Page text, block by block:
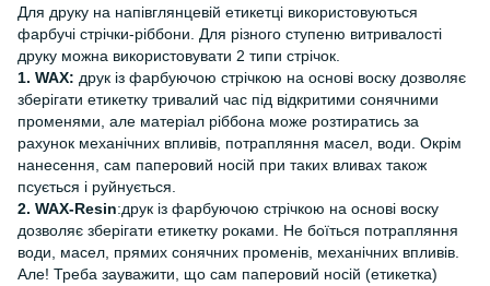
Для друку на напівглянцевій етикетці використовуються
фарбучі стрічки-ріббони. Для різного ступеню витривалості
друку можна використовувати 2 типи стрічок.
1. WAX: друк із фарбуючою стрічкою на основі воску дозволяє
зберігати етикетку тривалий час під відкритими сонячними
променями, але матеріал ріббона може розтиратись за
рахунок механічних впливів, потрапляння масел, води. Окрім
нанесення, сам паперовий носій при таких вливах також
псується і руйнується.
2. WAX-Resin:друк із фарбуючою стрічкою на основі воску
дозволяє зберігати етикетку роками. Не боїться потрапляння
води, масел, прямих сонячних променів, механічних впливів.
Але! Треба зауважити, що сам паперовий носій (етикетка)